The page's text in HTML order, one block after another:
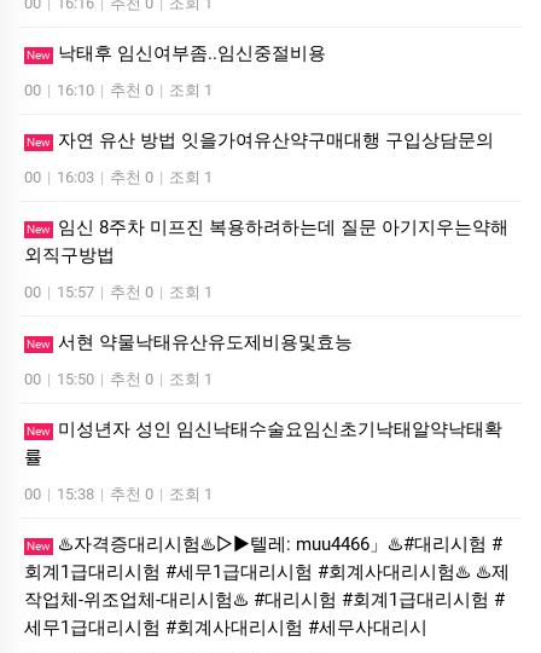
New 낙태후 임신여부좀..임신중절비용
00 | 16:10 | 추천 0 | 조회 1
New 자연 유산 방법 잇을가여유산약구매대행 구입상담문의
00 | 16:03 | 추천 0 | 조회 1
New
임신 8주차 미프진 복용하려하는데 질문 아기지우는약해
외직구방법
00 | 15:57 | 추천 0 | 조회 1
New 서현 약물낙태유산유도제비용및효능
00 | 15:50 | 추천 0 | 조회 1
New
미성년자 성인 임신낙태수술요임신초기낙태알약낙태확
률
00 | 15:38 | 추천 0 | 조회 1
New
♨️자격증대리시험♨️▷▶텔레: muu4466」♨️#대리시험 #
회계1급대리시험 #세무1급대리시험 #회계사대리시험♨️ ♨️제
작업체-위조업체-대리시험♨️ #대리시험 #회계1급대리시험 #
세무1급대리시험 #회계사대리시험 #세무사대리시